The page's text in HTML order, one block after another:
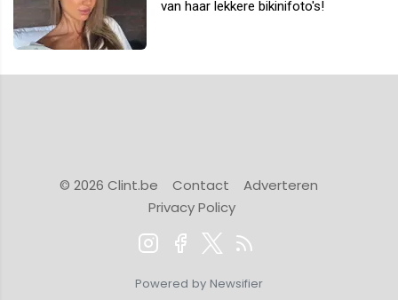
van haar lekkere bikinifoto's!
© 2026 Clint.be Contact
Adverteren
Privacy Policy
Powered by Newsifier